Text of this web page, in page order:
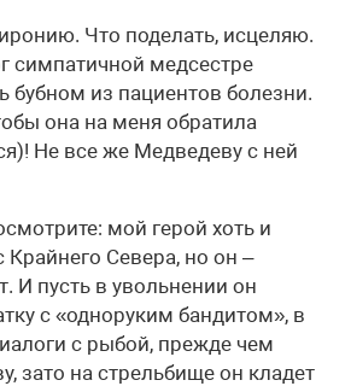
Что поделать, исцеляю.
симпатичной медсестре
бубном из пациентов болезни.
она на меня обратила
Не все же Медведеву с ней
мой герой хоть и
Крайнего Севера, но он –
И пусть в увольнении он
с «одноруким бандитом», в
с рыбой, прежде чем
зато на стрельбище он кладет